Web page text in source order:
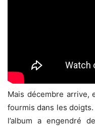
Mais décembre arrive,
fourmis dans les
l’album a engendré